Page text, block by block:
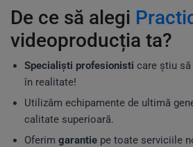
De ce să alegi
videoproducția ta?
Specialiști profesionisti care știu
în realitate!
Utilizăm echipamente de ultimă
calitate superioară.
Oferim garantie pe toate serviciile